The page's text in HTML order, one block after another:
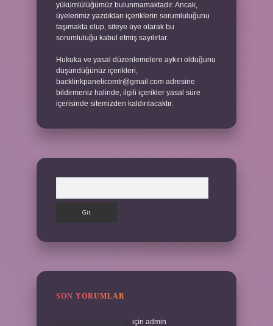
yükümlülüğümüz bulunmamaktadır. Ancak,
üyelerimiz yazdıkları içeriklerin sorumluluğunu
taşımakta olup, siteye üye olarak bu
sorumluluğu kabul etmiş sayılırlar.
Hukuka ve yasal düzenlemelere aykırı olduğunu
düşündüğünüz içerikleri,
backlinkpanelicomtr@gmail.com adresine
bildirmeniz halinde, ilgili içerikler yasal süre
içerisinde sitemizden kaldırılacaktır.
SON YORUMLAR
için admin